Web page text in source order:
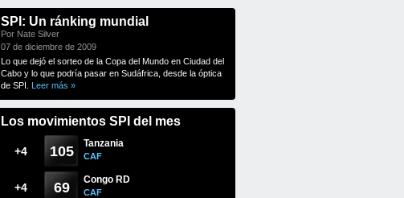
SPI: Un ránking mundial
Por Nate Silver
07 de diciembre de 2009
Lo que dejó el sorteo de la Copa del Mundo en Ciudad del
Cabo y lo que podría pasar en Sudáfrica, desde la óptica
de SPI. Leer más »
Los movimientos SPI del mes
+4 105 Tanzania
CAF
+4 69 Congo RD
CAF